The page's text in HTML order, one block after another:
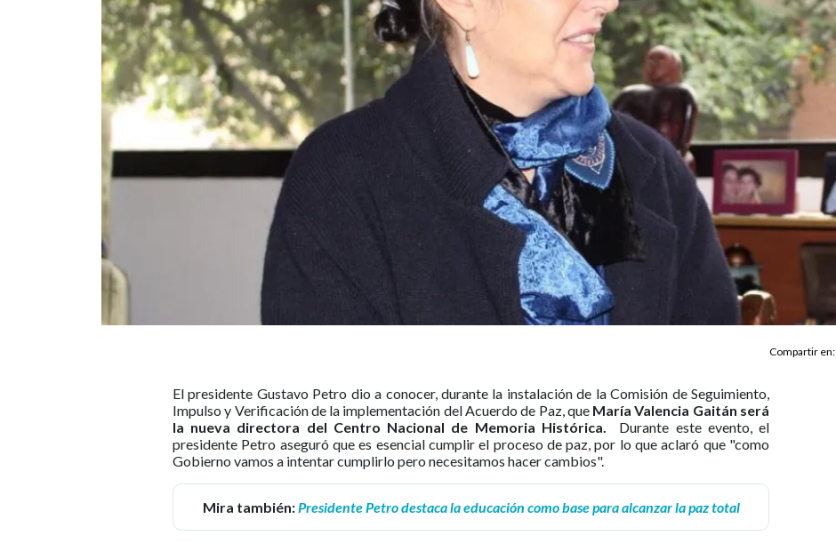
Compartir en:
El presidente Gustavo Petro dio a conocer, durante la instalación de la Comisión de Seguimiento,
Impulso y Verificación de la implementación del Acuerdo de Paz, queMaría Valencia Gaitán será
la nueva directora del Centro Nacional de Memoria Histórica.
Durante este evento, el
presidente Petro aseguró que es esencial cumplir el proceso de paz, por lo que aclaró que "como
Gobierno vamos a intentar cumplirlo pero necesitamos hacer cambios".
Mira también:Presidente Petro destaca la educación como base para alcanzar la paz total